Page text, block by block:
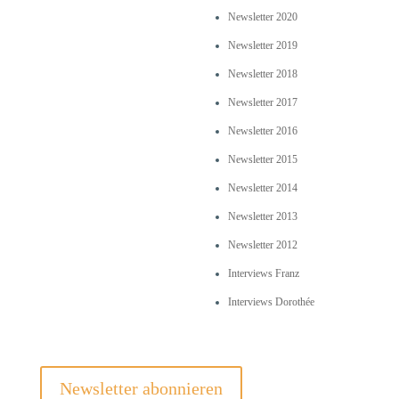
Newsletter 2020
Newsletter 2019
Newsletter 2018
Newsletter 2017
Newsletter 2016
Newsletter 2015
Newsletter 2014
Newsletter 2013
Newsletter 2012
Interviews Franz
Interviews Dorothée
Newsletter abonnieren